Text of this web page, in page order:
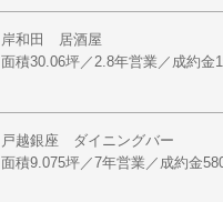
岸和田 居酒屋
面積30.06坪／2.8年営業／成約金
戸越銀座 ダイニングバー
面積9.075坪／7年営業／成約金